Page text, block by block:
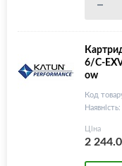
6/C-
ow
Код
Наявність:
Ціна
2